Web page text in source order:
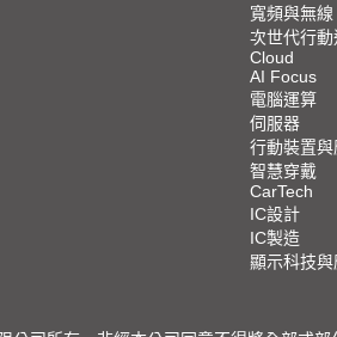
寬頻與無線
次世代行動
Cloud
AI Focus
電腦運算
伺服器
行動裝置與
智慧穿戴
CarTech
IC設計
IC製造
顯示科技與